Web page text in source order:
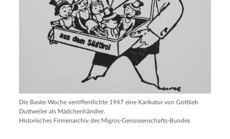
Die Basler Woche veröffentlichte 1947 eine Karikatur von Gottlieb
Duttweiler als Mädchenhändler.
Historisches Firmenarchiv des Migros-Genossenschafts-Bundes